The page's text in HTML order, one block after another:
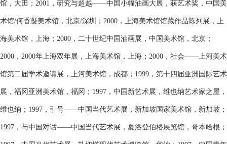
馆，大田；2001，研究与超越——中国小幅油画大展，获艺术奖，中国美
术馆/何香凝美术馆，北京/深圳；2000，上海美术馆馆藏作品陈列展，上
海美术馆，上海；2000，二十世纪中国油画展，中国美术馆，北京；
2000，2000年上海双年展，上海美术馆，上海；2000，社会——上河美术
馆第二届学术邀请展，上河美术馆，成都；1999，第十四届亚洲国际艺术
展，福冈亚洲美术馆，福冈；1997，中国新艺术展，维也纳艺术家之屋，
维也纳；1997，引号——中国当代艺术展，新加坡国家美术馆，新加坡；
1997，与中国对话——中国当代艺术展，夏洛登伯格展览馆，哥本哈根；